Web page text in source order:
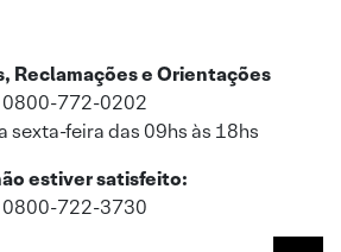
Reclamações e Orientações
0800-772-0202
sexta-feira das 09hs às 18hs
estiver satisfeito:
0800-722-3730